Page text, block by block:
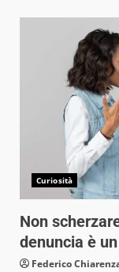
Curiosità
Non
denuncia è
Federico